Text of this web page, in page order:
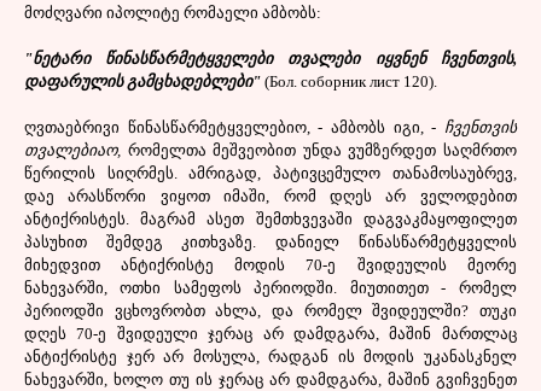
მოძღვარი იპოლიტე რომაელი ამბობს:
"ნეტარი წინასწარმეტყველები თვალები იყვნენ ჩვენთვის,
დაფარულის გამცხადებლები" (Бол. соборник лист 120).
ღვთაებრივი წინასწარმეტყველებიო, - ამბობს იგი, - ჩვენთვის
თვალებიაო, რომელთა მეშვეობით უნდა ვუმზერდეთ საღმრთო
წერილის სიღრმეს. ამრიგად, პატივცემულო თანამოსაუბრევ,
დაე არასწორი ვიყოთ იმაში, რომ დღეს არ ველოდებით
ანტიქრისტეს. მაგრამ ასეთ შემთხვევაში დაგვაკმაყოფილეთ
პასუხით შემდეგ კითხვაზე. დანიელ წინასწარმეტყველის
მიხედვით ანტიქრისტე მოდის 70-ე შვიდეულის მეორე
ნახევარში, ოთხი სამეფოს პერიოდში. მიუთითეთ - რომელ
პერიოდში ვცხოვრობთ ახლა, და რომელ შვიდეულში? თუკი
დღეს 70-ე შვიდეული ჯერაც არ დამდგარა, მაშინ მართლაც
ანტიქრისტე ჯერ არ მოსულა, რადგან ის მოდის უკანასკნელ
ნახევარში, ხოლო თუ ის ჯერაც არ დამდგარა, მაშინ გვიჩვენეთ